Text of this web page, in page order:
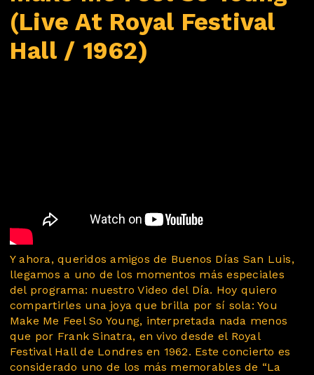
(Live At Royal Festival
Hall / 1962)
Y ahora, queridos amigos de Buenos Días San Luis,
llegamos a uno de los momentos más especiales
del programa: nuestro Video del Día. Hoy quiero
compartirles una joya que brilla por sí sola: You
Make Me Feel So Young, interpretada nada menos
que por Frank Sinatra, en vivo desde el Royal
Festival Hall de Londres en 1962. Este concierto es
considerado uno de los más memorables de “La